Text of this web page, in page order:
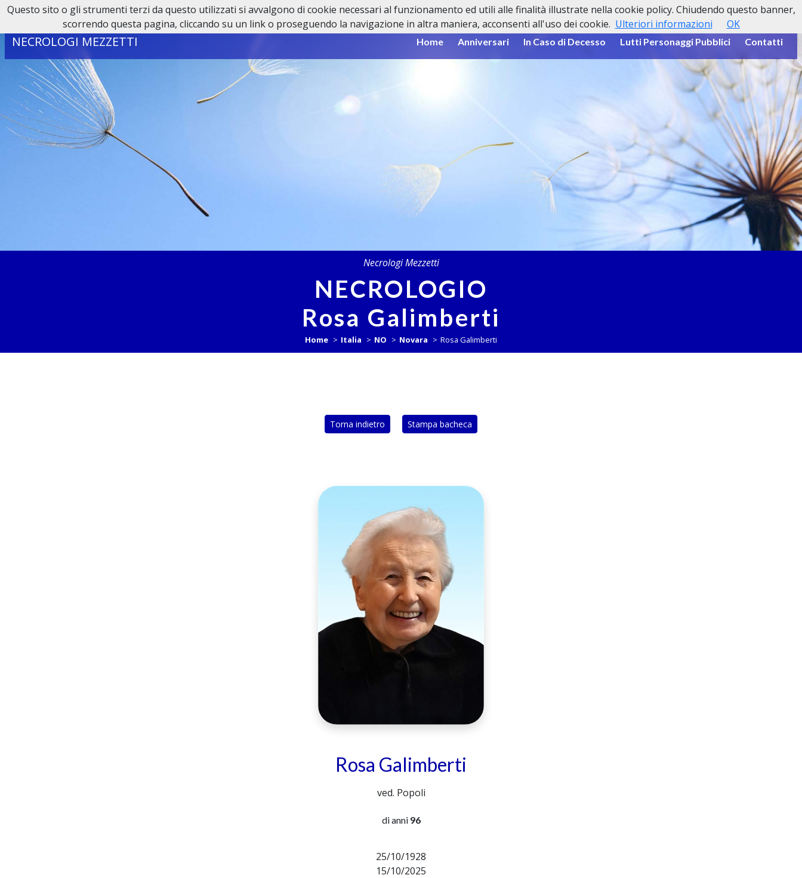
Reperibilità H24: 0321 80 65 95
NECROLOGI MEZZETTI Home Anniversari In Caso di Decesso Lutti Personaggi Pubblici Contatti
Necrologi Mezzetti
NECROLOGIO
Rosa Galimberti
Home Italia NO Novara Rosa Galimberti
Torna indietro Stampa bacheca
Rosa Galimberti
ved. Popoli
di anni 96
25/10/1928
15/10/2025
Questo sito o gli strumenti terzi da questo utilizzati si avvalgono di cookie necessari al funzionamento ed utili alle finalità illustrate nella cookie policy. Chiudendo questo banner,
scorrendo questa pagina, cliccando su un link o proseguendo la navigazione in altra maniera, acconsenti all'uso dei cookie. Ulteriori informazioni OK